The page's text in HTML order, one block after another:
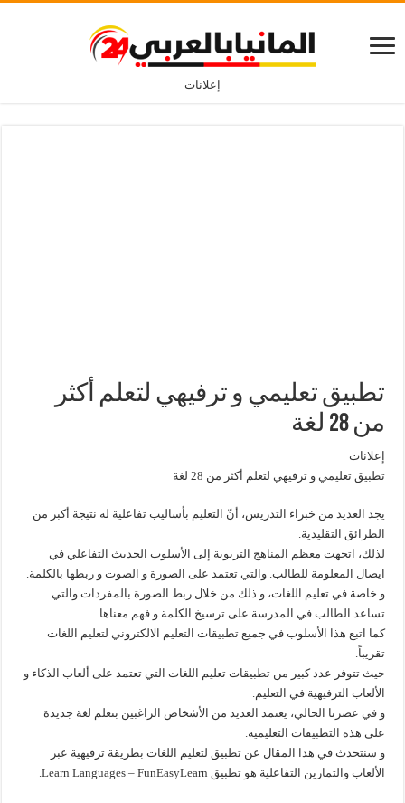
إعلانات
تطبيق تعليمي و ترفيهي لتعلم أكثر
من 28 لغة
إعلانات
تطبيق تعليمي و ترفيهي لتعلم أكثر من 28 لغة
يجد العديد من خبراء التدريس، أنّ التعليم بأساليب تفاعلية له نتيجة أكبر من
الطرائق التقليدية.
لذلك، اتجهت معظم المناهج التربوية إلى الأسلوب الحديث التفاعلي في
ايصال المعلومة للطالب. والتي تعتمد على الصورة و الصوت و ربطها بالكلمة.
و خاصة في تعليم اللغات، و ذلك من خلال ربط الصورة بالمفردات والتي
تساعد الطالب في المدرسة على ترسيخ الكلمة و فهم معناها.
كما اتبع هذا الأسلوب في جميع تطبيقات التعليم الالكتروني لتعليم اللغات
تقريباً.
حيث تتوفر عدد كبير من تطبيقات تعليم اللغات التي تعتمد على ألعاب الذكاء و
الألعاب الترفيهية في التعليم.
و في عصرنا الحالي، يعتمد العديد من الأشخاص الراغبين بتعلم لغة جديدة
على هذه التطبيقات التعليمية.
و سنتحدث في هذا المقال عن تطبيق لتعليم اللغات بطريقة ترفيهية عبر
الألعاب والتمارين التفاعلية هو تطبيق Learn Languages – FunEasyLearn.